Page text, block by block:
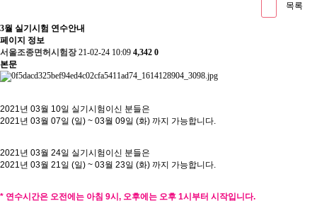
목록
3월 실기시험 연수안내
페이지 정보
서울조종면허시험장 21-02-24 10:09 4,342 0
본문
2021년 03월 10일 실기시험이신 분들은
2021년 03월 07일 (일) ~ 03월 09일 (화) 까지 가능합니다.
2021년 03월 24일 실기시험이신 분들은
2021년 03월 21일 (일) ~ 03월 23일 (화) 까지 가능합니다.
* 연수시간은 오전에는 아침 9시, 오후에는 오후 1시부터 시작입니다.